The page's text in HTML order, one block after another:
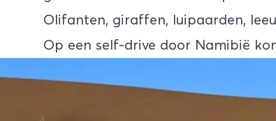
Olifanten, giraffen, luipaarden,
Op een self-drive door Namibië